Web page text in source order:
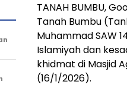
TANAH BUMBU,
Tanah Bumbu
Muhammad SAW
Islamiyah dan
khidmat di Masjid
(16/1/2026).